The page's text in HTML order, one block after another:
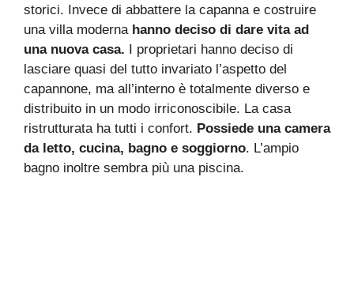
storici. Invece di abbattere la capanna e costruire
una villa moderna hanno deciso di dare vita ad
una nuova casa. I proprietari hanno deciso di
lasciare quasi del tutto invariato l’aspetto del
capannone, ma all’interno è totalmente diverso e
distribuito in un modo irriconoscibile. La casa
ristrutturata ha tutti i confort. Possiede una camera
da letto, cucina, bagno e soggiorno. L’ampio
bagno inoltre sembra più una piscina.